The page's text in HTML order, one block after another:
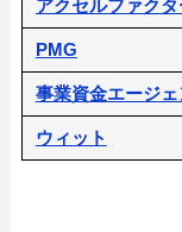
アクセルファクタ
PMG
事業資金エージェ
ウィット